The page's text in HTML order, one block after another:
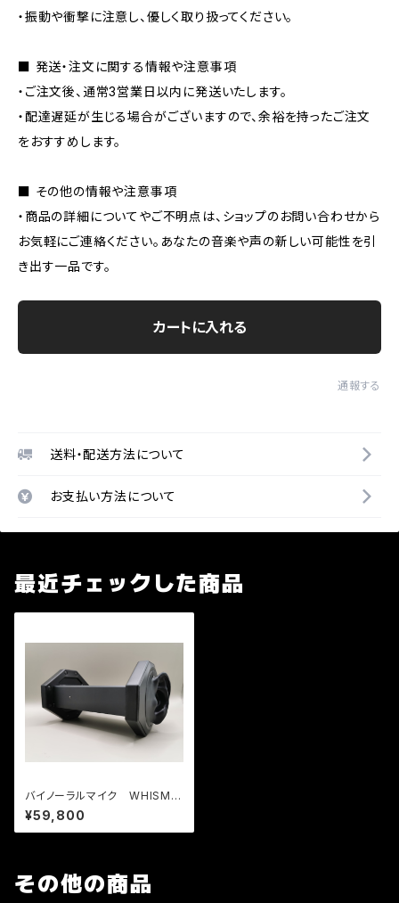
・振動や衝撃に注意し、優しく取り扱ってください。
■ 発送・注文に関する情報や注意事項
・ご注文後、通常3営業日以内に発送いたします。
・配達遅延が生じる場合がございますので、余裕を持ったご注文
をおすすめします。
■ その他の情報や注意事項
・商品の詳細についてやご不明点は、ショップのお問い合わせから
お気軽にご連絡ください。あなたの音楽や声の新しい可能性を引
き出す一品です。
カートに入れる
通報する
送料・配送方法について
お支払い方法について
最近チェックした商品
バイノーラルマイク WHISMR
〈ウイスマー〉 W-BM1
¥59,800
その他の商品